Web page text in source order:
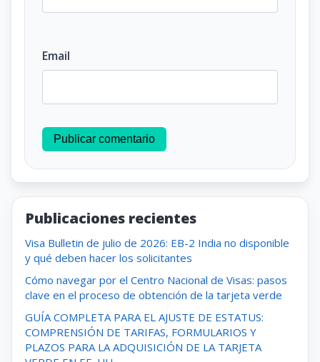
Email
Publicar comentario
Publicaciones recientes
Visa Bulletin de julio de 2026: EB-2 India no disponible
y qué deben hacer los solicitantes
Cómo navegar por el Centro Nacional de Visas: pasos
clave en el proceso de obtención de la tarjeta verde
GUÍA COMPLETA PARA EL AJUSTE DE ESTATUS:
COMPRENSIÓN DE TARIFAS, FORMULARIOS Y
PLAZOS PARA LA ADQUISICIÓN DE LA TARJETA